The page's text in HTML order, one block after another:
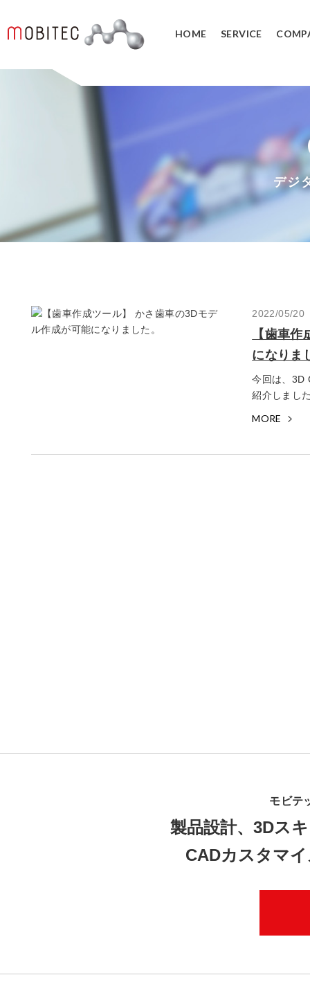
HOME SERVICE
リバースエンジニアリング
3DCADカ
３Dスキャナ販売
データ管理
デジ
2022/05/20
【歯車
になりま
今回は、3D
紹介しまし
MORE
モビテ
製品設計、3Dス
CADカスタマ